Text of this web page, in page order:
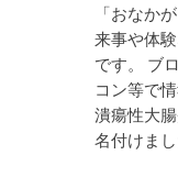
「おなか
来事や体
です。 ブ
コン等で
潰瘍性大
名付けまし